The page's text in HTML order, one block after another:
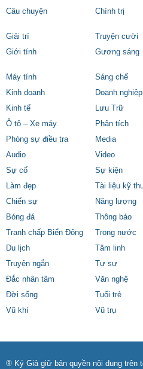
Câu chuyện
Chính trị
Giải trí
Truyện cười
Giới tính
Gương sáng
Máy tính
Sáng chế
Kinh doanh
Doanh nghiệp
Kinh tế
Lưu Trữ
Ô tô – Xe máy
Phân tích
Phóng sự điều tra
Media
Audio
Video
Sự cố
Sự kiện
Làm đẹp
Tài liệu kỹ
Chiến sự
Năng lượng
Bóng đá
Thông báo
Tranh chấp Biển Đông
Trong nước
Du lịch
Tâm linh
Truyện ngắn
Tự sự
Đắc nhân tâm
Văn nghệ
Đời sống
Tuổi trẻ
Vũ khí
Vũ trụ
® Ký Giả giữ bản quyền nội dung trên